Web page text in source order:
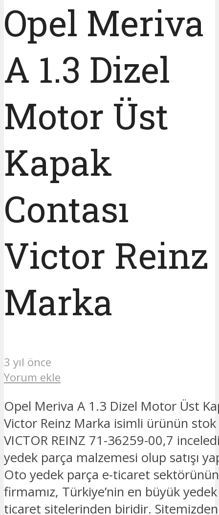
Opel Meriva
A 1.3 Dizel
Motor Üst
Kapak
Contası
Victor Reinz
Marka
3 yıl önce
Yorum ekle
Opel Meriva A 1.3 Dizel Motor Üst
Victor Reinz Marka isimli ürünün
VICTOR REINZ 71-36259-00,7
yedek parça malzemesi olup satışı
Oto yedek parça e-ticaret
firmamız, Türkiye’nin en büyük
ticaret sitelerinden biridir.